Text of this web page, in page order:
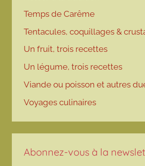
Temps de Carême
Tentacules, coquillages &
Un fruit, trois recettes
Un légume, trois recettes
Viande ou poisson et autres
Voyages culinaires
Abonnez-vous à la